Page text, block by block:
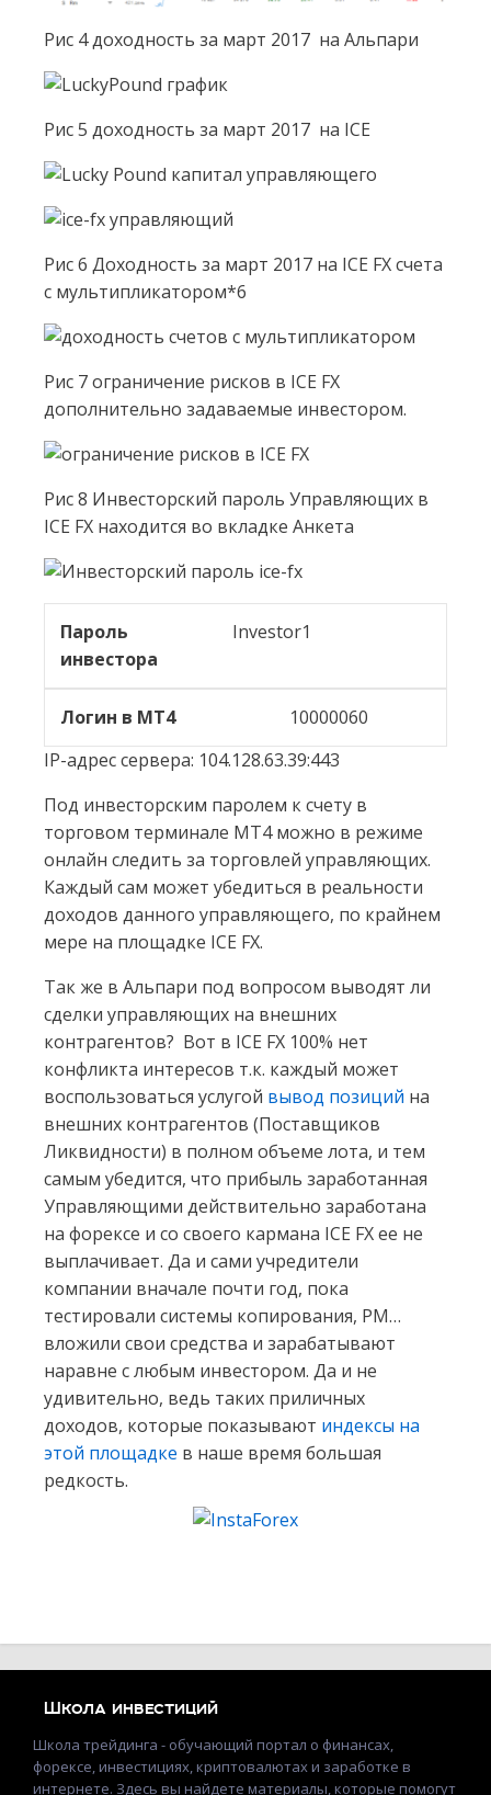
Рис 4 доходность за март 2017 на Альпари
Рис 5 доходность за март 2017 на ICE
Рис 6 Доходность за март 2017 на ICE FX счета
с мультипликатором*6
Рис 7 ограничение рисков в ICE FX
дополнительно задаваемые инвестором.
Рис 8 Инвесторский пароль Управляющих в
ICE FX находится во вкладке Анкета
Пароль
инвестора
Investor1
Логин в МТ4
10000060
IP-адрес сервера: 104.128.63.39:443
Под инвесторским паролем к счету в
торговом терминале МТ4 можно в режиме
онлайн следить за торговлей управляющих.
Каждый сам может убедиться в реальности
доходов данного управляющего, по крайнем
мере на площадке ICE FX.
Так же в Альпари под вопросом выводят ли
сделки управляющих на внешних
контрагентов? Вот в ICE FX 100% нет
конфликта интересов т.к. каждый может
воспользоваться услугой вывод позиций на
внешних контрагентов (Поставщиков
Ликвидности) в полном объеме лота, и тем
самым убедится, что прибыль заработанная
Управляющими действительно заработана
на форексе и со своего кармана ICE FX ее не
выплачивает. Да и сами учредители
компании вначале почти год, пока
тестировали системы копирования, РМ…
вложили свои средства и зарабатывают
наравне с любым инвестором. Да и не
удивительно, ведь таких приличных
доходов, которые показывают индексы на
этой площадке в наше время большая
редкость.
Школа инвестиций
Школа трейдинга - обучающий портал о финансах,
форексе, инвестициях, криптовалютах и заработке в
интернете. Здесь вы найдете материалы, которые помогут